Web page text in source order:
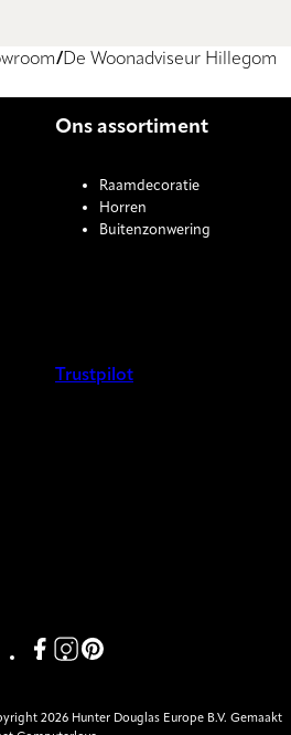
De Woonadviseur Hillegom
Ons assortiment
Raamdecoratie
Horren
Buitenzonwering
Trustpilot
Link missing Display text from
Link missing Display text
Link missing Display text
2026 Hunter Douglas Europe B.V. Gemaakt